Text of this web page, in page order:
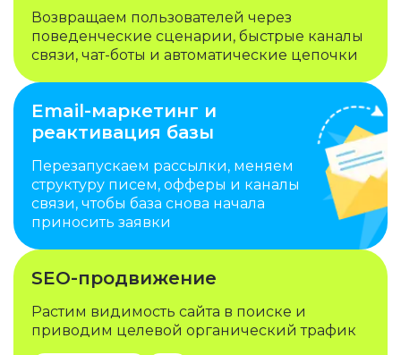
Email-маркетинг и
реактивация базы
Перезапускаем рассылки, меняем
структуру писем, офферы и каналы
связи, чтобы база снова начала
приносить заявки
Возвращаем пользователей через
поведенческие сценарии, быстрые каналы
связи, чат-боты и автоматические цепочки
SEO-продвижение
Растим видимость сайта в поиске и
приводим целевой органический трафик